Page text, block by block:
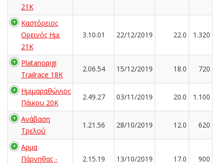
21Κ
Καστόρειος
Ορεινός Ημι
21Κ
3.10.01 22/12/2019 22.0 1.320
Platanopigi
Trailrace 18K
2.06.54 15/12/2019 18.0 720
Ημιμαραθώνιος
Πάικου 20Κ
2.49.27 03/11/2019 20.0 1.100
Ανάβαση
Τρελού
1.21.56 28/10/2019 12.0 620
Αρμα
Πάρνηθας -
2.15.19 13/10/2019 17.0 900